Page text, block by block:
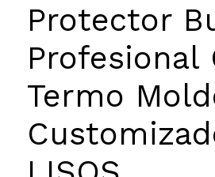
Protector
Profesional
Termo